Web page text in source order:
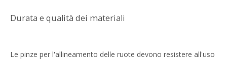
Durata e qualità dei materiali
Le pinze per l'allineamento delle ruote devono resistere all'uso